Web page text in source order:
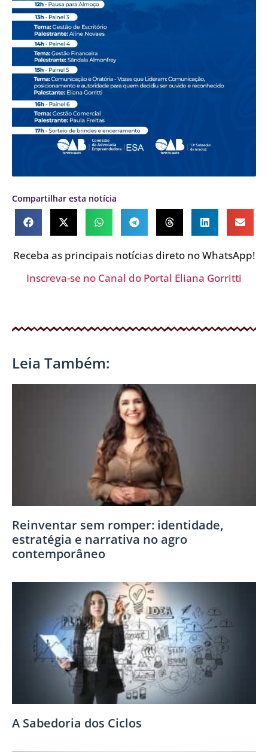
Compartilhar esta notícia
Receba as principais notícias direto no WhatsApp!
Inscreva-se no Canal do Portal Eliana Gorritti
Leia Também:
Reinventar sem romper: identidade,
estratégia e narrativa no agro
contemporâneo
A Sabedoria dos Ciclos